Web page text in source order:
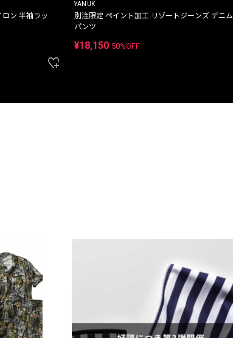
ン 半袖ラッ
YANUK
別注限定 ペイント加工 リゾートジーンズ デニム
パンツ
¥18,150 50%OFF